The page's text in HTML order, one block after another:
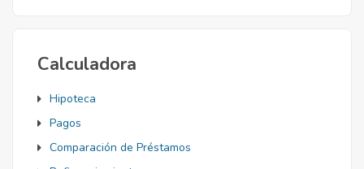
Calculadora
Hipoteca
Pagos
Comparación de Préstamos